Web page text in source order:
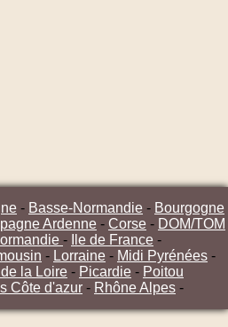
- Basse-Normandie - Bourgogne
Ardenne - Corse - DOM/TOM
- Ile de France -
- Lorraine - Midi Pyrénées -
la Loire - Picardie - Poitou
Côte d'azur - Rhône Alpes -